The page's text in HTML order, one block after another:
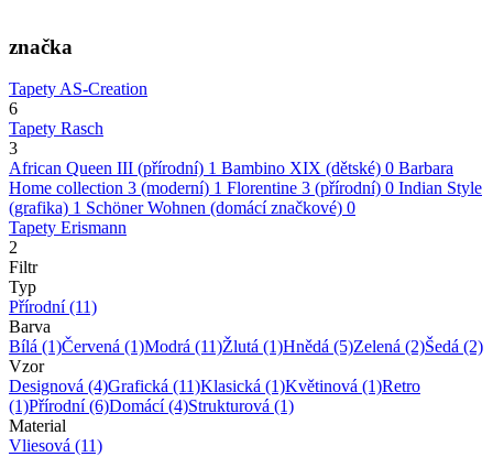
značka
Tapety AS-Creation
6
Tapety Rasch
3
African Queen III (přírodní) 1 Bambino XIX (dětské) 0 Barbara
Home collection 3 (moderní) 1 Florentine 3 (přírodní) 0 Indian Style
(grafika) 1 Schöner Wohnen (domácí značkové) 0
Tapety Erismann
2
Filtr
Typ
Přírodní(11)
Barva
Bílá (1)Červená (1)Modrá (11)Žlutá (1)Hnědá (5)Zelená (2)Šedá (2)
Vzor
Designová (4)Grafická (11)Klasická (1)Květinová (1)Retro
(1)Přírodní(6)Domácí(4)Strukturová (1)
Material
Vliesová (11)